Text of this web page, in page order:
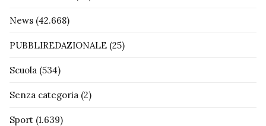
News (42.668)
PUBBLIREDAZIONALE (25)
Scuola (534)
Senza categoria (2)
Sport (1.639)